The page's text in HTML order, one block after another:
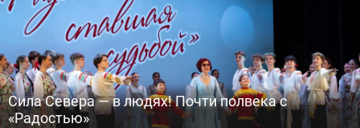
Сила Севера — в людях! Почти полвека с
«Радостью»